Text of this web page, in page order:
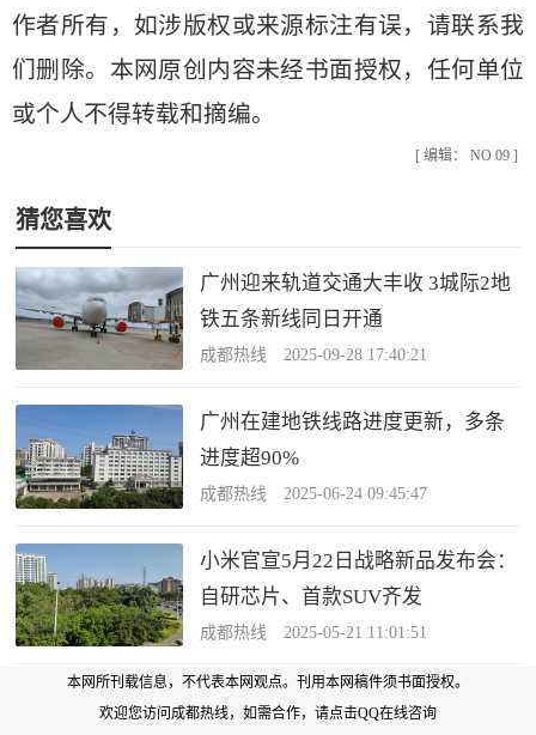
作者所有，如涉版权或来源标注有误，请联系我
们删除。本网原创内容未经书面授权，任何单位
或个人不得转载和摘编。
[ 编辑： NO 09 ]
猜您喜欢
广州迎来轨道交通大丰收 3城际2地
铁五条新线同日开通
成都热线 2025-09-28 17:40:21
广州在建地铁线路进度更新，多条
进度超90%
成都热线 2025-06-24 09:45:47
小米官宣5月22日战略新品发布会：
自研芯片、首款SUV齐发
成都热线 2025-05-21 11:01:51
本网所刊载信息，不代表本网观点。刊用本网稿件须书面授权。
欢迎您访问成都热线，如需合作， 请点击QQ在线咨询